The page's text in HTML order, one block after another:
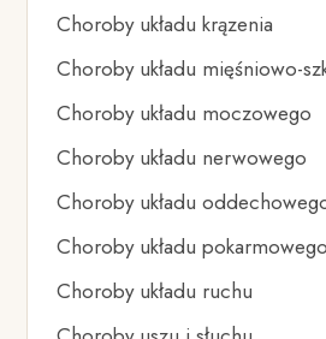
Choroby układu krązenia
Choroby układu mięśniowo-
Choroby układu moczowego
Choroby układu nerwowego
Choroby układu
Choroby układu pokarmowego
Choroby układu ruchu